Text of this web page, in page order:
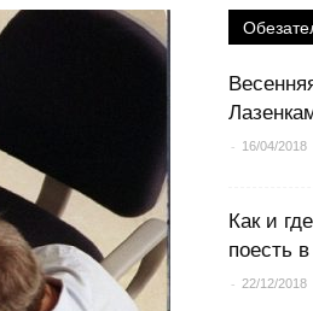
- 16/04/2018
Как и
поесть
- 22/12/2018